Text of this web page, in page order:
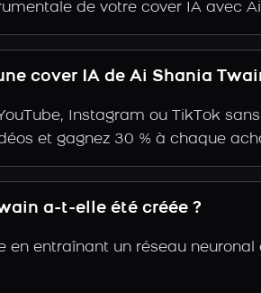
de votre cover IA avec
cover IA de Ai Shania
Instagram ou TikTok
et gagnez 30 % à chaque
a-t-elle été créée ?
en entraînant un réseau